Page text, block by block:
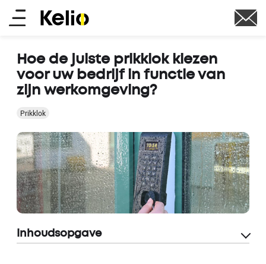
Skip
Main
Hoe de juiste prikklok kiezen
voor uw bedrijf in functie van
zijn werkomgeving?
Prikklok
Inhoudsopgave